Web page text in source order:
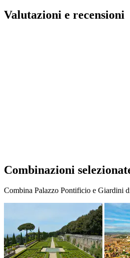
Valutazioni e recensioni
Combinazioni
Combina Palazzo Pontificio e Giardini